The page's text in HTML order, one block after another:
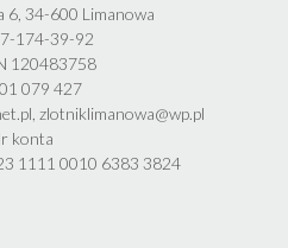
6, 34-600 Limanowa
174-39-92
120483758
079 427
zlotniklimanowa@wp.pl
konta
1111 0010 6383 3824